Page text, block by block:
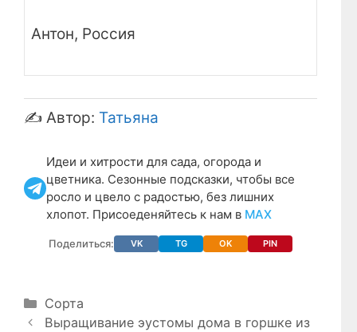
Антон, Россия
✍️ Автор: Татьяна
Идеи и хитрости для сада, огорода и
цветника. Сезонные подсказки, чтобы все
росло и цвело с радостью, без лишних
хлопот. Присоеденяйтесь к нам в МАХ
Поделиться: VK TG OK PIN
Рубрики
Сорта
Выращивание эустомы дома в горшке из